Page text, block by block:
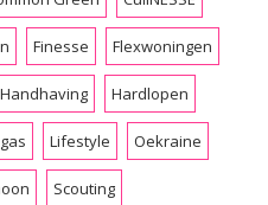
Finesse Flexwoningen
Handhaving Hardlopen
Lifestyle Oekraine
Scouting